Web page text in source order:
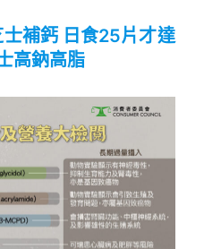
補鈣 日食25片才達
高鈉高脂